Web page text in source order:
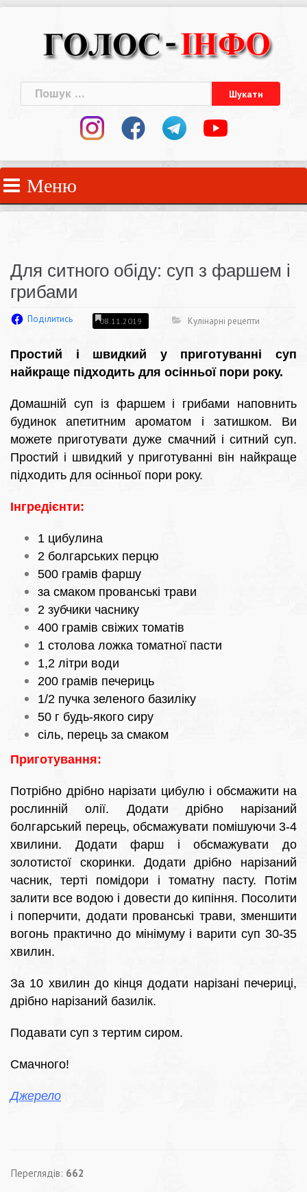
Пошук:
Меню
Для ситного обіду: суп з фаршем і
грибами
Поділитись 08.11.2019 Кулінарні рецепти
Простий і швидкий у приготуванні суп
найкраще підходить для осінньої пори року.
Домашній суп із фаршем і грибами наповнить
будинок апетитним ароматом і затишком. Ви
можете приготувати дуже смачний і ситний суп.
Простий і швидкий у приготуванні він найкраще
підходить для осінньої пори року.
Інгредієнти:
1 цибулина
2 болгарських перцю
500 грамів фаршу
за смаком прованські трави
2 зубчики часнику
400 грамів свіжих томатів
1 столова ложка томатної пасти
1,2 літри води
200 грамів печериць
1/2 пучка зеленого базиліку
50 г будь-якого сиру
сіль, перець за смаком
Приготування:
Потрібно дрібно нарізати цибулю і обсмажити на
рослинній олії. Додати дрібно нарізаний
болгарський перець, обсмажувати помішуючи 3-4
хвилини. Додати фарш і обсмажувати до
золотистої скоринки. Додати дрібно нарізаний
часник, терті помідори і томатну пасту. Потім
залити все водою і довести до кипіння. Посолити
і поперчити, додати прованські трави, зменшити
вогонь практично до мінімуму і варити суп 30-35
хвилин.
За 10 хвилин до кінця додати нарізані печериці,
дрібно нарізаний базилік.
Подавати суп з тертим сиром.
Смачного!
Джерело
Переглядів: 662